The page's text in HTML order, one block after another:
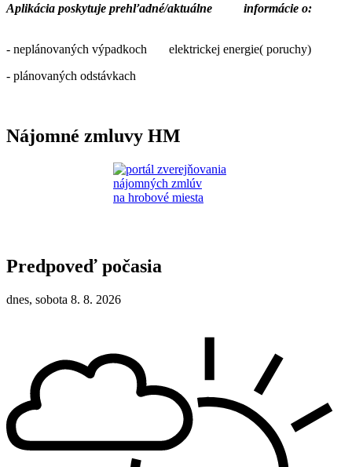
Aplikácia poskytuje prehľadné/aktuálne informácie o:
- neplánovaných výpadkoch elektrickej energie( poruchy)
- plánovaných odstávkach
Nájomné zmluvy HM
Predpoveď počasia
dnes, sobota 8. 8. 2026